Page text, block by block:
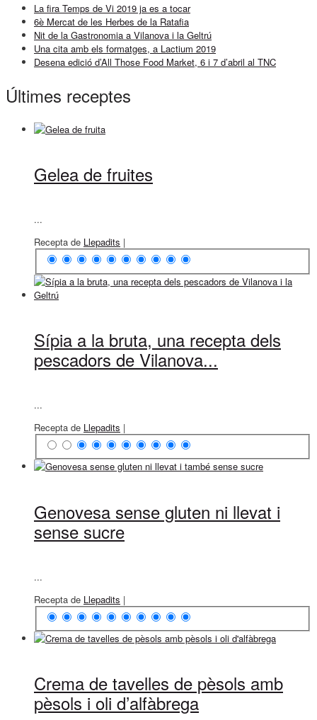
La fira Temps de Vi 2019 ja es a tocar
6è Mercat de les Herbes de la Ratafia
Nit de la Gastronomia a Vilanova i la Geltrú
Una cita amb els formatges, a Lactium 2019
Desena edició d’All Those Food Market, 6 i 7 d’abril al TNC
Últimes receptes
Gelea de fruites
...
Recepta de Llepadits |
Sípia a la bruta, una recepta dels
pescadors de Vilanova...
...
Recepta de Llepadits |
Genovesa sense gluten ni llevat i
sense sucre
...
Recepta de Llepadits |
Crema de tavelles de pèsols amb
pèsols i oli d’alfàbrega